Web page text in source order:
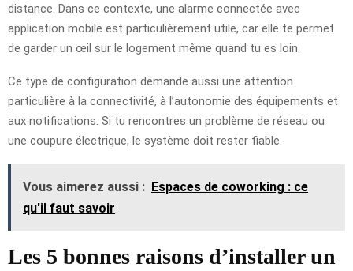
distance. Dans ce contexte, une alarme connectée avec
application mobile est particulièrement utile, car elle te permet
de garder un œil sur le logement même quand tu es loin.
Ce type de configuration demande aussi une attention
particulière à la connectivité, à l’autonomie des équipements et
aux notifications. Si tu rencontres un problème de réseau ou
une coupure électrique, le système doit rester fiable.
Vous aimerez aussi : Espaces de coworking : ce
qu'il faut savoir
Les 5 bonnes raisons d’installer un